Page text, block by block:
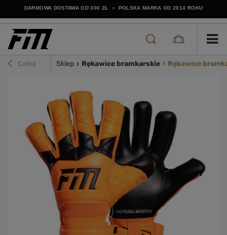
DARMOWA DOSTAWA OD 300 ZŁ POLSKA MARKA OD 2014 ROKU
Cofnij Sklep Rękawice bramkarskie Rękawice